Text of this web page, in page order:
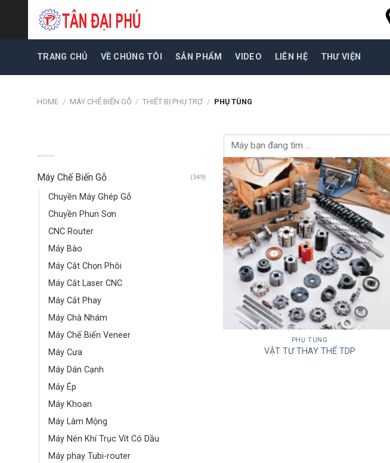
content
TRANG CHỦ VỀ CHÚNG TÔI SẢN PHẨM VIDEO LIÊN HỆ THƯ VIỆN
HOME / MÁY CHẾ BIẾN GỖ / THIẾT BỊ PHỤ TRỢ / PHỤ TÙNG
Máy Chế Biến Gỗ (349)
Chuyền Máy Ghép Gỗ
Chuyền Phun Sơn
CNC Router
Máy Bào
Máy Cắt Chọn Phôi
Máy Cắt Laser CNC
Máy Cắt Phay
Máy Chà Nhám
Máy Chế Biến Veneer
Máy Cưa
Máy Dán Cạnh
Máy Ép
Máy Khoan
Máy Làm Mộng
Máy Nén Khí Trục Vít Có Dầu
Máy phay Tubi-router
Search
PHỤ TÙNG
VẬT TƯ THAY THẾ TDP